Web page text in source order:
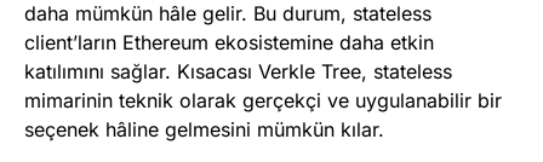
daha mümkün hâle gelir. Bu durum, stateless
client’ların Ethereum ekosistemine daha etkin
katılımını sağlar. Kısacası Verkle Tree, stateless
mimarinin teknik olarak gerçekçi ve uygulanabilir bir
seçenek hâline gelmesini mümkün kılar.